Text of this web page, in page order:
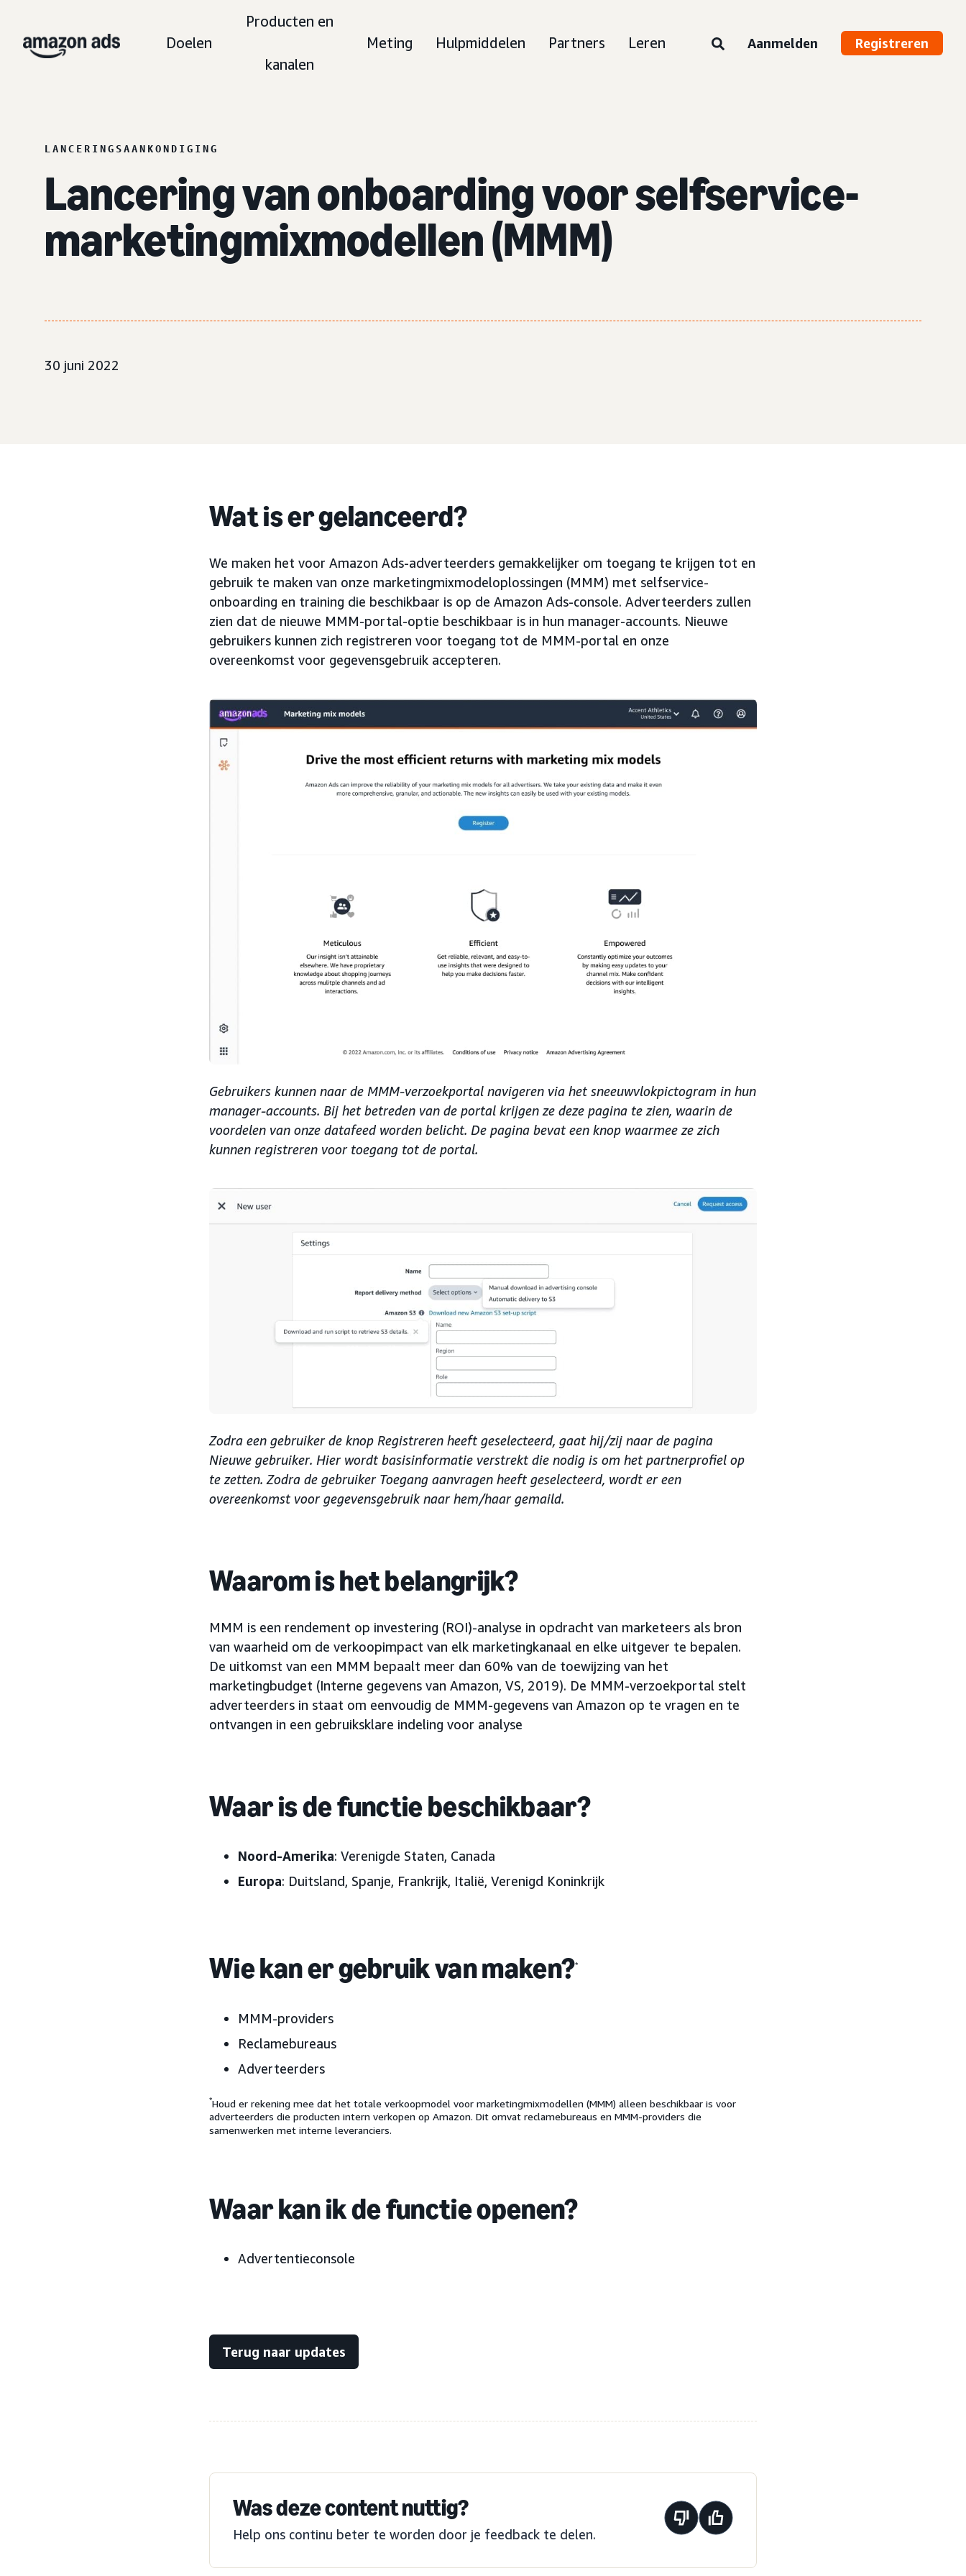
Doelen
Producten en
kanalen
Meting Hulpmiddelen Partners Leren Aanmelden Registreren
LANCERINGSAANKONDIGING
Lancering van onboarding voor selfservice-
marketingmixmodellen (MMM)
30 juni 2022
Wat is er gelanceerd?
We maken het voor Amazon Ads-adverteerders gemakkelijker om toegang te krijgen tot en
gebruik te maken van onze marketingmixmodeloplossingen (MMM) met selfservice-
onboarding en training die beschikbaar is op de Amazon Ads-console. Adverteerders zullen
zien dat de nieuwe MMM-portal-optie beschikbaar is in hun manager-accounts. Nieuwe
gebruikers kunnen zich registreren voor toegang tot de MMM-portal en onze
overeenkomst voor gegevensgebruik accepteren.
Gebruikers kunnen naar de MMM-verzoekportal navigeren via het sneeuwvlokpictogram in hun
manager-accounts. Bij het betreden van de portal krijgen ze deze pagina te zien, waarin de
voordelen van onze datafeed worden belicht. De pagina bevat een knop waarmee ze zich
kunnen registreren voor toegang tot de portal.
Zodra een gebruiker de knop Registreren heeft geselecteerd, gaat hij/zij naar de pagina
Nieuwe gebruiker. Hier wordt basisinformatie verstrekt die nodig is om het partnerprofiel op
te zetten. Zodra de gebruiker Toegang aanvragen heeft geselecteerd, wordt er een
overeenkomst voor gegevensgebruik naar hem/haar gemaild.
Waarom is het belangrijk?
MMM is een rendement op investering (ROI)-analyse in opdracht van marketeers als bron
van waarheid om de verkoopimpact van elk marketingkanaal en elke uitgever te bepalen.
De uitkomst van een MMM bepaalt meer dan 60% van de toewijzing van het
marketingbudget (Interne gegevens van Amazon, VS, 2019). De MMM-verzoekportal stelt
adverteerders in staat om eenvoudig de MMM-gegevens van Amazon op te vragen en te
ontvangen in een gebruiksklare indeling voor analyse
Waar is de functie beschikbaar?
Noord-Amerika: Verenigde Staten, Canada
Europa: Duitsland, Spanje, Frankrijk, Italië, Verenigd Koninkrijk
Wie kan er gebruik van maken?*
MMM-providers
Reclamebureaus
Adverteerders
*Houd er rekening mee dat het totale verkoopmodel voor marketingmixmodellen (MMM) alleen beschikbaar is voor
adverteerders die producten intern verkopen op Amazon. Dit omvat reclamebureaus en MMM-providers die
samenwerken met interne leveranciers.
Waar kan ik de functie openen?
Advertentieconsole
Terug naar updates
Was deze content nuttig?
Help ons continu beter te worden door je feedback te delen.